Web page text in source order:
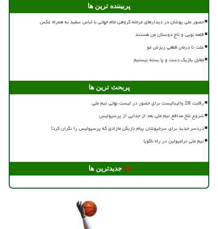
پربیننده ترین ها
حضور ملی پوشان در دیدارهای مرحله گروهی جام جهانی با لباس سفید به همراه عکس
قلعه نویی و تاج دوستان من هستند
علت تا درمان قطعی ریزش مو
مقابل بلژیک دست و پا بسته نیستیم
پربحث ترین ها
رقابت 28 والیبالیست برای حضور در لیست نهائی تیم ملی
شروع تلخ مدافع تیم ملی بعد از جدایی از پرسپولیس
دردسر جدید برای سرخپوشان پیام بازیکن مازادی که پرسپولیس را نگران کرد!
تیم ملی ترامپولین در راه ناگویا
جدیدترین ها